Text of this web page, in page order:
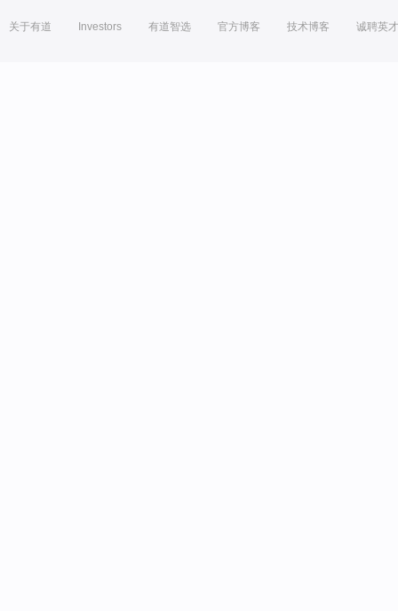
关于有道 Investors 有道智选 官方博客 技术博客 诚聘英才